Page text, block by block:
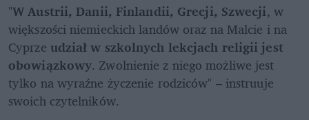
"W Austrii, Danii, Finlandii, Grecji, Szwecji, w
większości niemieckich landów oraz na Malcie i na
Cyprze udział w szkolnych lekcjach religii jest
obowiązkowy. Zwolnienie z niego możliwe jest
tylko na wyraźne życzenie rodziców" – instruuje
swoich czytelników.